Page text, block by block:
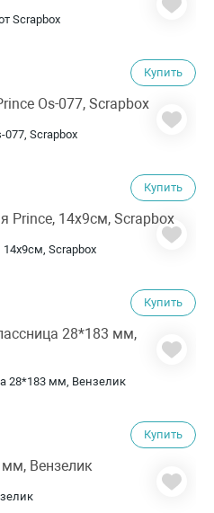
Scrapbox
Купить
Scrapbox
Купить
Scrapbox
Купить
Чипборд Наша первоклассница 28*183 мм, Вензелик
Купить
45*94 мм, Вензелик